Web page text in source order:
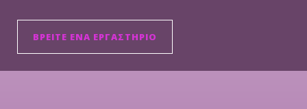
ΒΡΕΊΤΕ ΈΝΑ ΕΡΓΑΣΤΉΡΙΟ